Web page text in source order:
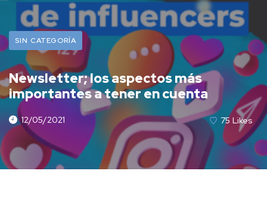
SIN CATEGORÍA
Newsletter; los aspectos más
importantes a tener en cuenta
12/05/2021 75 Likes